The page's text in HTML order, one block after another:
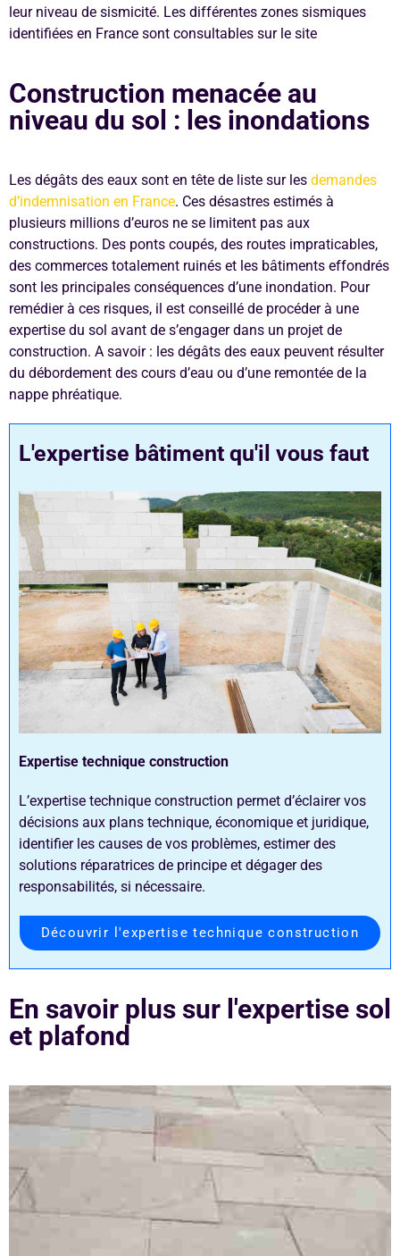
leur niveau de sismicité. Les différentes zones sismiques
identifiées en France sont consultables sur le site
Construction menacée au
niveau du sol : les inondations
Les dégâts des eaux sont en tête de liste sur les demandes
d’indemnisation en France. Ces désastres estimés à
plusieurs millions d’euros ne se limitent pas aux
constructions. Des ponts coupés, des routes impraticables,
des commerces totalement ruinés et les bâtiments effondrés
sont les principales conséquences d’une inondation. Pour
remédier à ces risques, il est conseillé de procéder à une
expertise du sol avant de s’engager dans un projet de
construction. A savoir : les dégâts des eaux peuvent résulter
du débordement des cours d’eau ou d’une remontée de la
nappe phréatique.
L'expertise bâtiment qu'il vous faut
Expertise technique construction
L’expertise technique construction permet d’éclairer vos
décisions aux plans technique, économique et juridique,
identifier les causes de vos problèmes, estimer des
solutions réparatrices de principe et dégager des
responsabilités, si nécessaire.
Découvrir l'expertise technique construction
En savoir plus sur l'expertise sol
et plafond